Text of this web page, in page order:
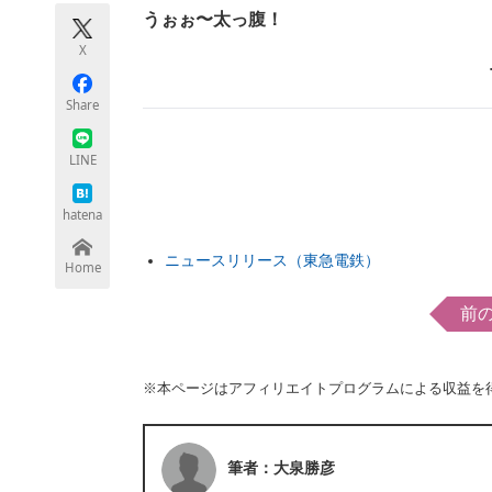
モノづくり技術者専門サイト
X
Share
LINE
hatena
Home
うぉぉ〜太っ腹！
ニュースリリース（東急電鉄）
前
※本ページはアフィリエイトプログラムによる収益を
筆者：大泉勝彦